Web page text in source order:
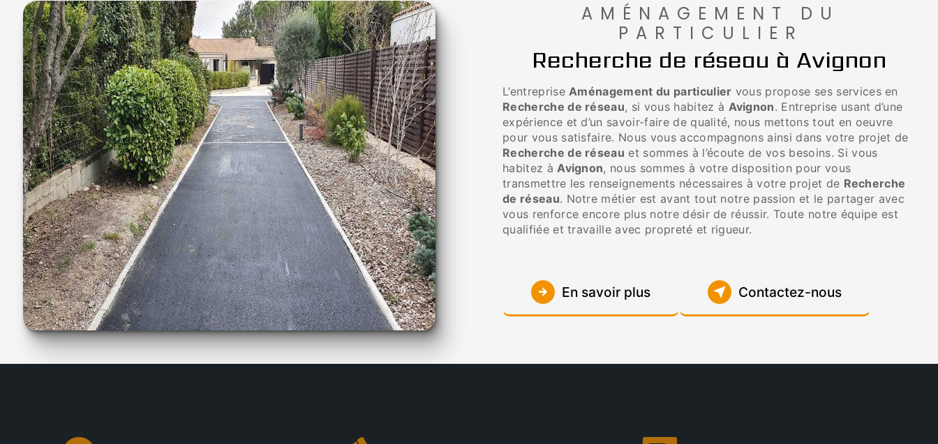
AMÉNAGEMENT DU
PARTICULIER
Recherche de réseau à Avignon
L’entrepriseAménagement du particulier vous propose ses services en
Recherche de réseau, si vous habitez à Avignon. Entreprise usant d’une
expérience et d’un savoir-faire de qualité, nous mettons tout en oeuvre
pour vous satisfaire. Nous vous accompagnons ainsi dans votre projet de
Recherche de réseau et sommes à l’écoute de vos besoins. Si vous
habitez àAvignon, nous sommes à votre disposition pour vous
transmettre les renseignements nécessaires à votre projet de Recherche
de réseau. Notre métier est avant tout notre passion et le partager avec
vous renforce encore plus notre désir de réussir. Toute notre équipe est
qualifiée et travaille avec propreté et rigueur.
En savoir plus Contactez-nous